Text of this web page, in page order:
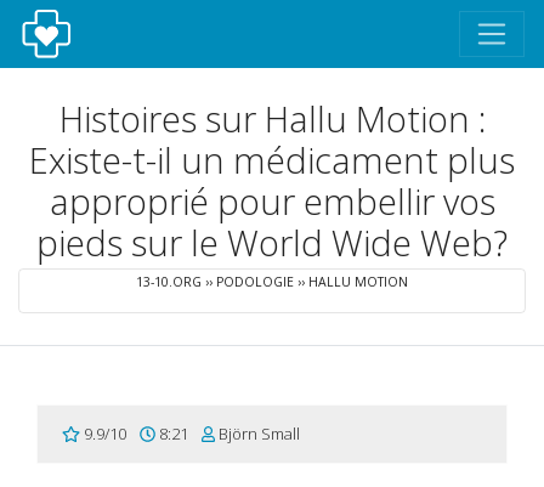
Histoires sur Hallu Motion :
Existe-t-il un médicament plus
approprié pour embellir vos
pieds sur le World Wide Web?
13-10.ORG ›› PODOLOGIE ›› HALLU MOTION
9.9/10 8:21 Björn Small